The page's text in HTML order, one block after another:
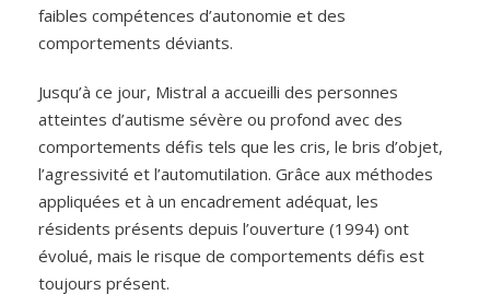
faibles compétences d’autonomie et des
comportements déviants.
Jusqu’à ce jour, Mistral a accueilli des personnes
atteintes d’autisme sévère ou profond avec des
comportements défis tels que les cris, le bris d’objet,
l’agressivité et l’automutilation. Grâce aux méthodes
appliquées et à un encadrement adéquat, les
résidents présents depuis l’ouverture (1994) ont
évolué, mais le risque de comportements défis est
toujours présent.